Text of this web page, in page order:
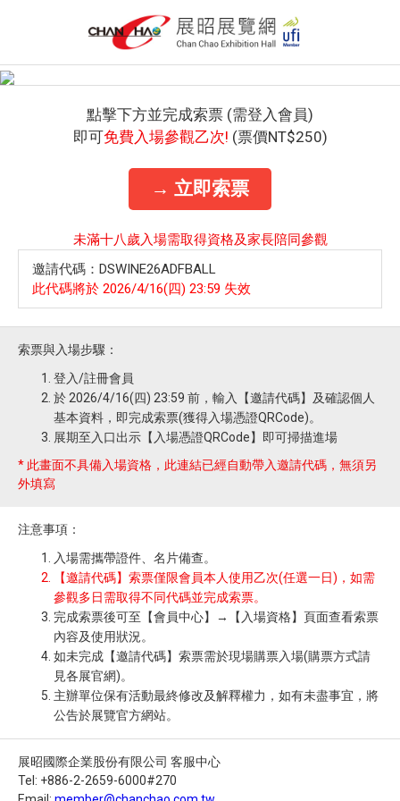
點擊下方並完成索票 (需登入會員)
即可免費入場參觀乙次! (票價NT$250)
→ 立即索票
未滿十八歲入場需取得資格及家長陪同參觀
邀請代碼：DSWINE26ADFBALL
此代碼將於 2026/4/16(四) 23:59 失效
索票與入場步驟：
登入/註冊會員
於 2026/4/16(四) 23:59 前，輸入【邀請代碼】及確認個人
基本資料，即完成索票(獲得入場憑證QRCode)。
展期至入口出示【入場憑證QRCode】即可掃描進場
* 此畫面不具備入場資格，此連結已經自動帶入邀請代碼，無須另
外填寫
注意事項：
入場需攜帶證件、名片備查。
【邀請代碼】索票僅限會員本人使用乙次(任選一日)，如需
參觀多日需取得不同代碼並完成索票。
完成索票後可至【會員中心】→【入場資格】頁面查看索票
內容及使用狀況。
如未完成【邀請代碼】索票需於現場購票入場(購票方式請
見各展官網)。
主辦單位保有活動最終修改及解釋權力，如有未盡事宜，將
公告於展覽官方網站。
展昭國際企業股份有限公司 客服中心
Tel: +886-2-2659-6000#270